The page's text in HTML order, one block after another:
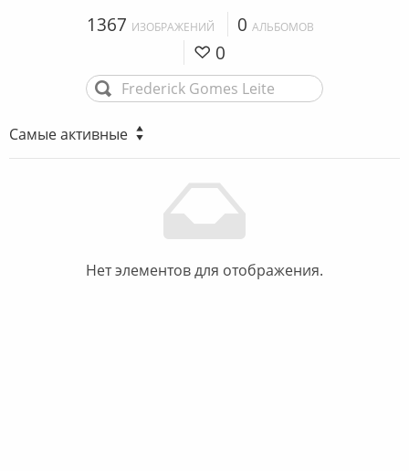
1367 ИЗОБРАЖЕНИЙ 0 АЛЬБОМОВ
0
Самые активные
Нет элементов для отображения.